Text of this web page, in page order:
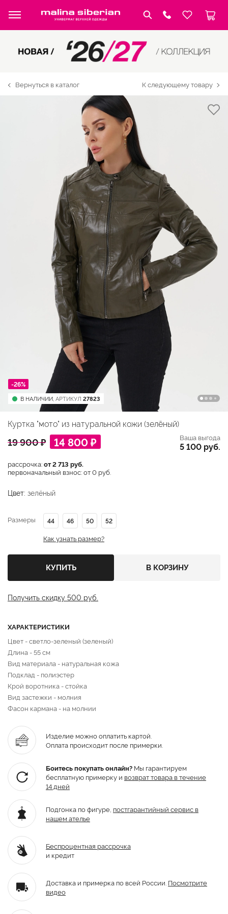
Вернуться в каталог К следующему товару
-26%
В НАЛИЧИИ, АРТИКУЛ 27823
Куртка "мото" из натуральной кожи (зелёный)
19 900 ₽ 14 800 ₽ Ваша выгода
5 100 руб.
рассрочка:от 2 713 руб.
первоначальный взнос: от 0 руб.
Цвет: зелёный
Размеры 44 46 50 52
Как узнать размер?
КУПИТЬ В КОРЗИНУ
Получить скидку 500 руб.
ХАРАКТЕРИСТИКИ
Цвет - светло-зеленый (зеленый)
Длина - 55 см
Вид материала - натуральная кожа
Подклад - полиэстер
Крой воротника - стойка
Вид застежки - молния
Фасон кармана - на молнии
Изделие можно оплатить картой.
Оплата происходит после примерки.
Боитесь покупать онлайн? Мы гарантируем
бесплатную примерку и возврат товара в течение
14 дней
Подгонка по фигуре, постгарантийный сервис в
нашем ателье
Беспроцентная рассрочка
и кредит
Доставка и примерка по всей России. Посмотрите
видео